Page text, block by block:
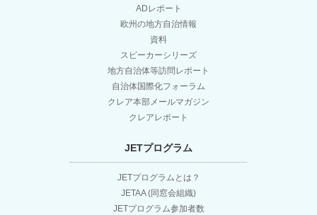
ADレポート
欧州の地方自治情報
資料
スピーカーシリーズ
地方自治体等訪問レポート
自治体国際化フォーラム
クレア本部メールマガジン
クレアレポート
JETプログラム
JETプログラムとは？
JETAA (同窓会組織)
JETプログラム参加者数